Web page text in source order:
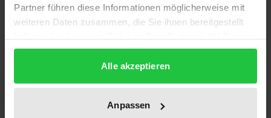
Partner führen diese Informationen möglicherweise mit
weiteren Daten zusammen, die Sie ihnen bereitgestellt
gesammelt haben.
Alle akzeptieren
Anpassen
Verantwortung in Lieferketten». In Referaten von
Eva-Maria Kieninger, Giesela Rühl, Patrick C. Leyens,
rechtsvergleichend und unter Einbeziehung des
Menschenrechte und der Umwelt in Lieferketten